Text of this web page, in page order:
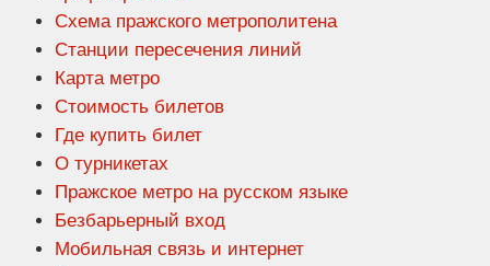
Схема пражского метрополитена
Станции пересечения линий
Карта метро
Стоимость билетов
Где купить билет
О турникетах
Пражское метро на русском языке
Безбарьерный вход
Мобильная связь и интернет